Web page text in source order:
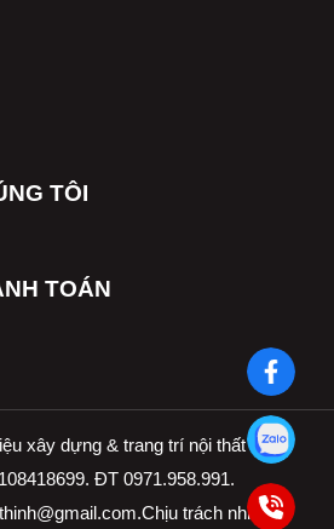
TÔI
TOÁN
xây dựng & trang trí nội thất Hòa
ĐT 0971.958.991.
ịu trách nhiệm